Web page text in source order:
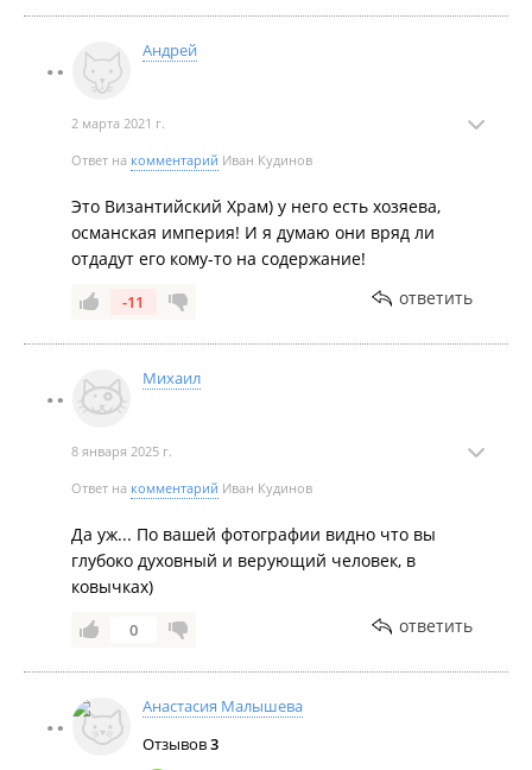
Андрей
2 марта 2021 г.
Ответ на комментарий Иван Кудинов
Это Византийский Храм) у него есть хозяева,
османская империя! И я думаю они вряд ли
отдадут его кому-то на содержание!
-11 ответить
Михаил
8 января 2025 г.
Ответ на комментарий Иван Кудинов
Да уж... По вашей фотографии видно что вы
глубоко духовный и верующий человек, в
ковычках)
0 ответить
Анастасия Малышева
Отзывов3